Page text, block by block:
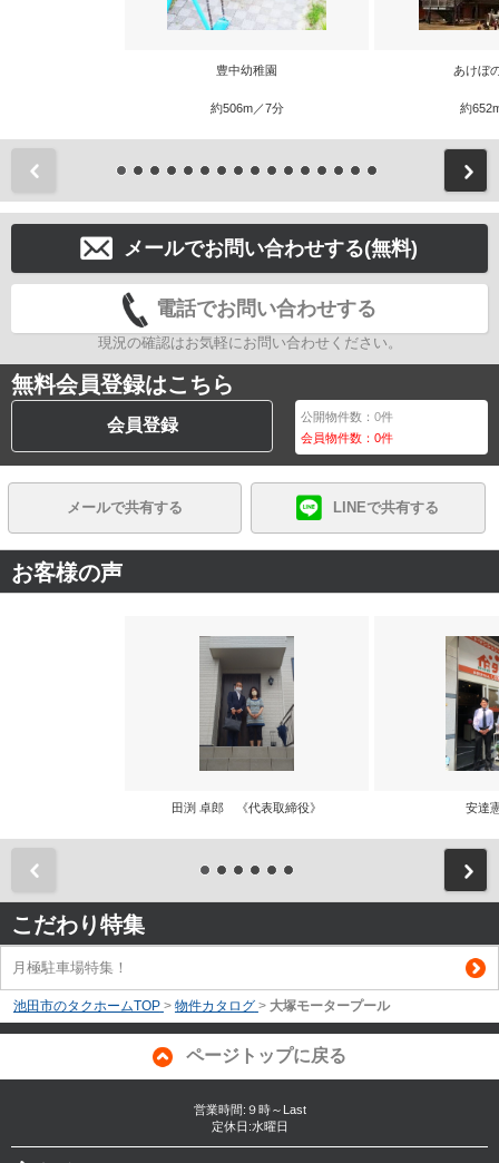
豊中幼稚園
約506m／7分
あけぼ
約
メールでお問い合わせする(無料)
電話でお問い合わせする
現況の確認はお気軽にお問い合わせください。
無料会員登録はこちら
会員登録 公開物件数：0件
会員物件数：0件
メールで共有する LINEで共有する
お客様の声
田渕 卓郎 《代表取締役》 安達
こだわり特集
月極駐車場特集！
池田市のタクホームTOP > 物件カタログ > 大塚モータープール
ページトップに戻る
営業時間:９時～Last
定休日:水曜日